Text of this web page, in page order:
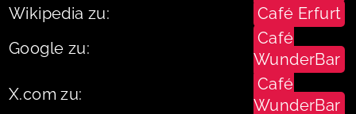
Wikipedia zu:
Café Erfurt
Google zu:
Café
WunderBar
X.com zu:
Café
WunderBar